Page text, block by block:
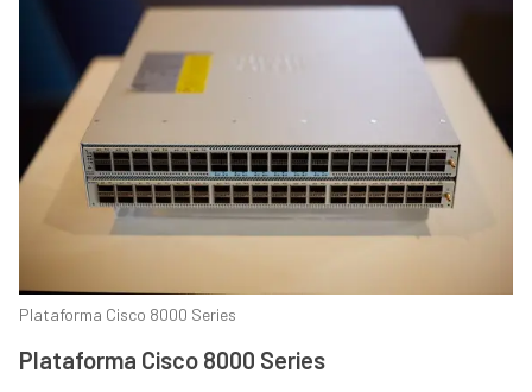
Plataforma Cisco 8000 Series
Plataforma Cisco 8000 Series